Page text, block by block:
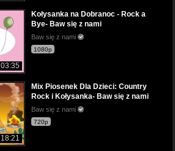
03:35
Kołysanka na Dobranoc - Rock a
Bye- Baw się z nami
Baw się z nami
1080p
18:21
Mix Piosenek Dla Dzieci: Country
Rock i Kołysanka- Baw się z nami
Baw się z nami
720p